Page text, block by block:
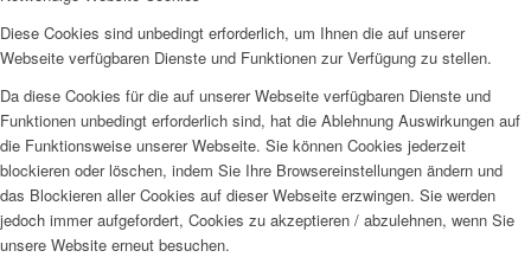
Diese Cookies sind unbedingt erforderlich, um Ihnen die auf unserer
Webseite verfügbaren Dienste und Funktionen zur Verfügung zu stellen.
Da diese Cookies für die auf unserer Webseite verfügbaren Dienste und
Funktionen unbedingt erforderlich sind, hat die Ablehnung Auswirkungen auf
die Funktionsweise unserer Webseite. Sie können Cookies jederzeit
blockieren oder löschen, indem Sie Ihre Browsereinstellungen ändern und
das Blockieren aller Cookies auf dieser Webseite erzwingen. Sie werden
jedoch immer aufgefordert, Cookies zu akzeptieren / abzulehnen, wenn Sie
unsere Website erneut besuchen.